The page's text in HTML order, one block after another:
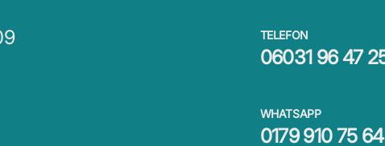
TELEFON
06031 96 47
WHATSAPP
0179 910 75 64